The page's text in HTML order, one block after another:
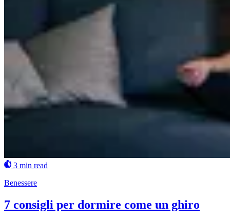
3 min read
Benessere
7 consigli per dormire come un ghiro